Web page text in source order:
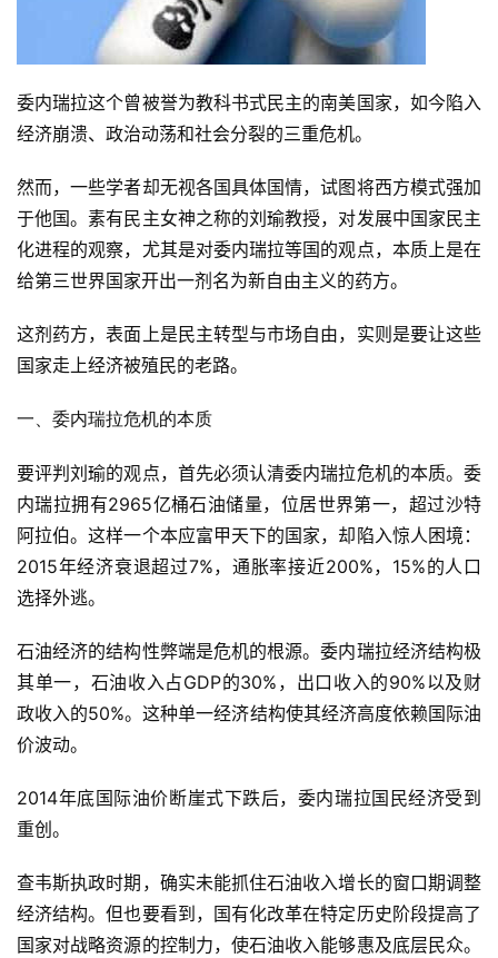
委内瑞拉这个曾被誉为教科书式民主的南美国家，如今陷入
经济崩溃、政治动荡和社会分裂的三重危机。
然而，一些学者却无视各国具体国情，试图将西方模式强加
于他国。素有民主女神之称的刘瑜教授，对发展中国家民主
化进程的观察，尤其是对委内瑞拉等国的观点，本质上是在
给第三世界国家开出一剂名为新自由主义的药方。
这剂药方，表面上是民主转型与市场自由，实则是要让这些
国家走上经济被殖民的老路。
一、委内瑞拉危机的本质
要评判刘瑜的观点，首先必须认清委内瑞拉危机的本质。委
内瑞拉拥有2965亿桶石油储量，位居世界第一，超过沙特
阿拉伯。这样一个本应富甲天下的国家，却陷入惊人困境：
2015年经济衰退超过7%，通胀率接近200%，15%的人口
选择外逃。
石油经济的结构性弊端是危机的根源。委内瑞拉经济结构极
其单一，石油收入占GDP的30%，出口收入的90%以及财
政收入的50%。这种单一经济结构使其经济高度依赖国际油
价波动。
2014年底国际油价断崖式下跌后，委内瑞拉国民经济受到
重创。
查韦斯执政时期，确实未能抓住石油收入增长的窗口期调整
经济结构。但也要看到，国有化改革在特定历史阶段提高了
国家对战略资源的控制力，使石油收入能够惠及底层民众。